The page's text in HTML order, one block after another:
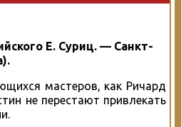
Е. Суриц. — Санкт-
мастеров, как Ричард
не перестают привлекать